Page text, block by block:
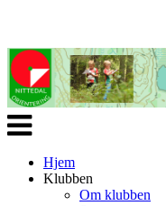
Veksle
navigasjon
Hjem
Klubben
Om klubben